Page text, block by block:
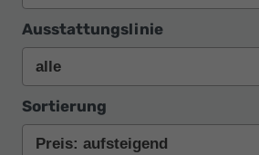
Ausstattungslinie
Sortierung